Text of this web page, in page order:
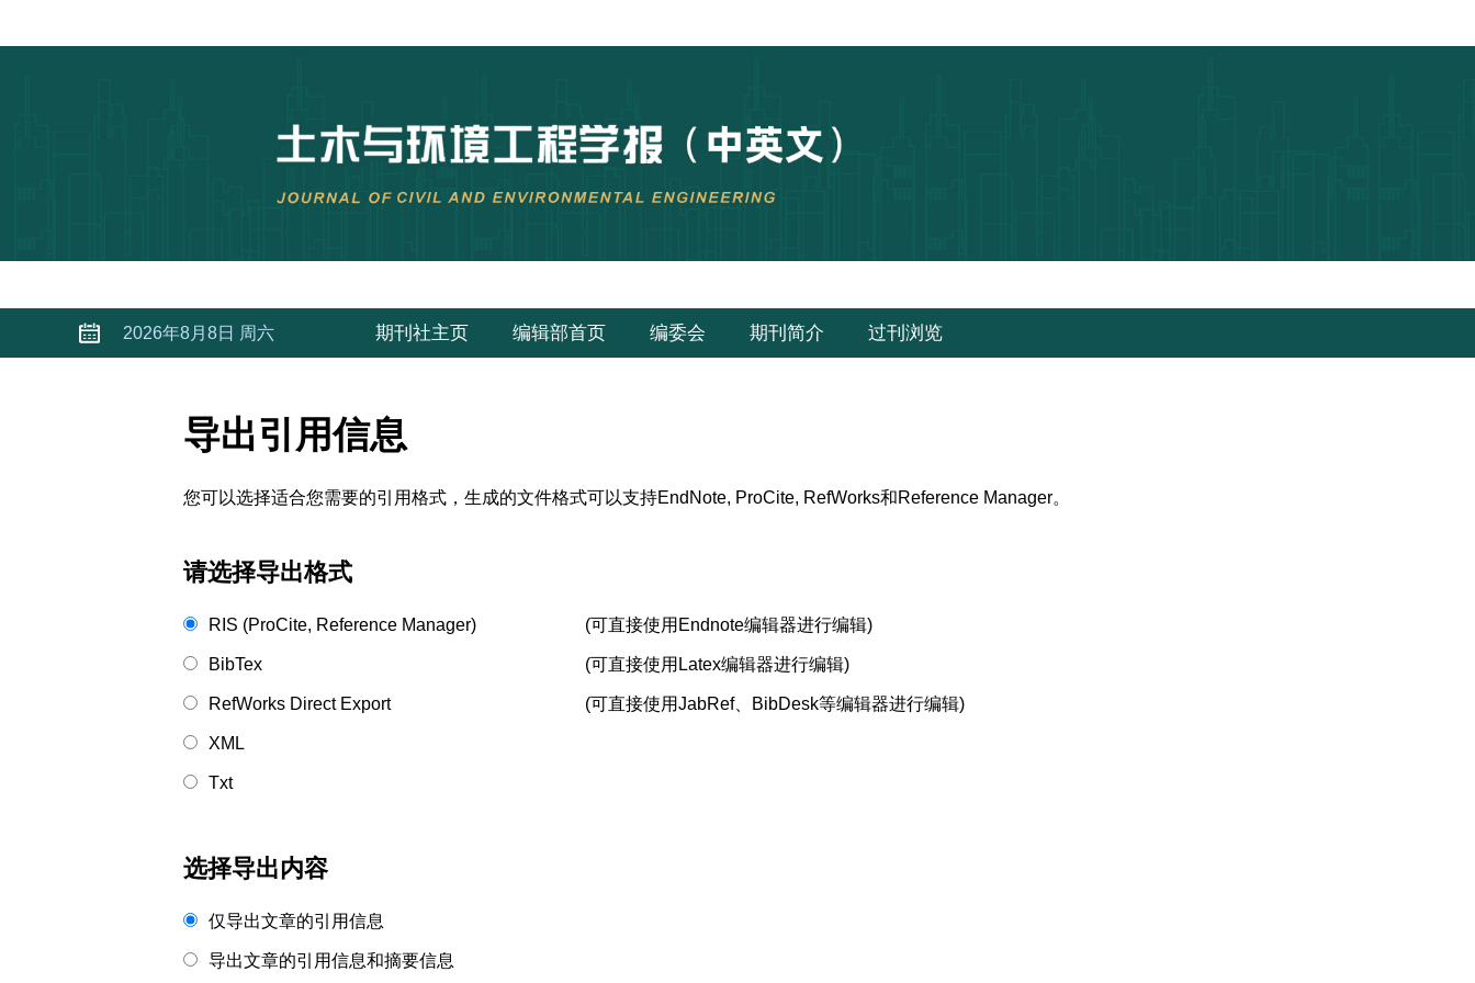
2026年8月8日 周六 期刊社主页 编辑部首页 编委会 期刊简介 过刊浏览
导出引用信息
您可以选择适合您需要的引用格式，生成的文件格式可以支持EndNote, ProCite, RefWorks和Reference Manager。
请选择导出格式
RIS (ProCite, Reference Manager) (可直接使用Endnote编辑器进行编辑)
BibTex (可直接使用Latex编辑器进行编辑)
RefWorks Direct Export (可直接使用JabRef、BibDesk等编辑器进行编辑)
XML
Txt
选择导出内容
仅导出文章的引用信息
导出文章的引用信息和摘要信息